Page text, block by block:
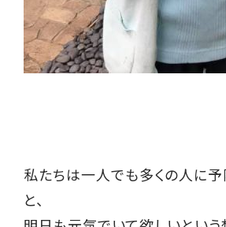
私たちは一人でも多くの人に
と、